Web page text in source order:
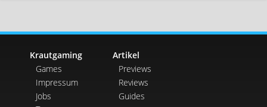
Krautgaming
Games
Impressum
Jobs
Artikel
Previews
Reviews
Guides